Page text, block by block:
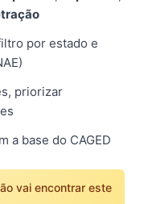
por estado e
priorizar
a base do CAGED
vai encontrar este